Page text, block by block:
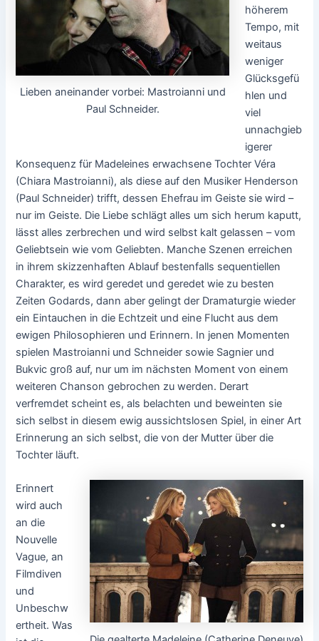
Lieben aneinander vorbei: Mastroianni und
Paul Schneider.
höherem
Tempo, mit
weitaus
weniger
Glücksgefü
hlen und
viel
unnachgieb
igerer
Konsequenz für Madeleines erwachsene Tochter Véra
(Chiara Mastroianni), als diese auf den Musiker Henderson
(Paul Schneider) trifft, dessen Ehefrau im Geiste sie wird –
nur im Geiste. Die Liebe schlägt alles um sich herum kaputt,
lässt alles zerbrechen und wird selbst kalt gelassen – vom
Geliebtsein wie vom Geliebten. Manche Szenen erreichen
in ihrem skizzenhaften Ablauf bestenfalls sequentiellen
Charakter, es wird geredet und geredet wie zu besten
Zeiten Godards, dann aber gelingt der Dramaturgie wieder
ein Eintauchen in die Echtzeit und eine Flucht aus dem
ewigen Philosophieren und Erinnern. In jenen Momenten
spielen Mastroianni und Schneider sowie Sagnier und
Bukvic groß auf, nur um im nächsten Moment von einem
weiteren Chanson gebrochen zu werden. Derart
verfremdet scheint es, als belachten und beweinten sie
sich selbst in diesem ewig aussichtslosen Spiel, in einer Art
Erinnerung an sich selbst, die von der Mutter über die
Tochter läuft.
Erinnert
wird auch
an die
Nouvelle
Vague, an
Filmdiven
und
Unbeschw
ertheit. Was